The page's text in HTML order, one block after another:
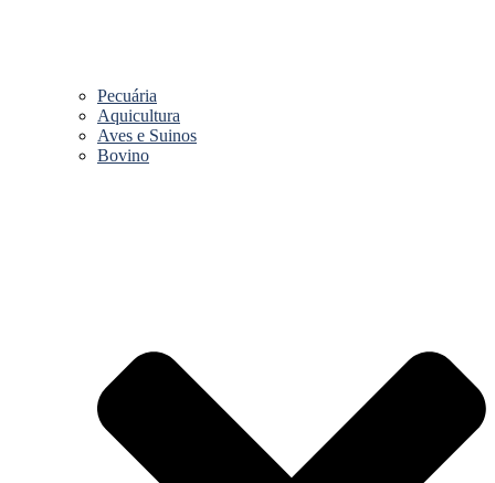
Pecuária
Aquicultura
Aves e Suinos
Bovino